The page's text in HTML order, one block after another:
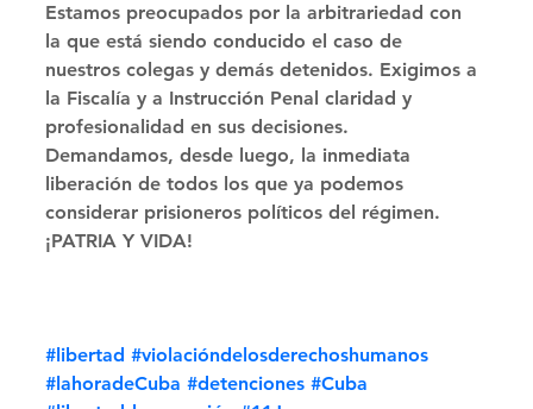
Estamos preocupados por la arbitrariedad con
la que está siendo conducido el caso de
nuestros colegas y demás detenidos. Exigimos a
la Fiscalía y a Instrucción Penal claridad y
profesionalidad en sus decisiones.
Demandamos, desde luego, la inmediata
liberación de todos los que ya podemos
considerar prisioneros políticos del régimen.
¡PATRIA Y VIDA!
#libertad #violacióndelosderechoshumanos
#lahoradeCuba #detenciones #Cuba